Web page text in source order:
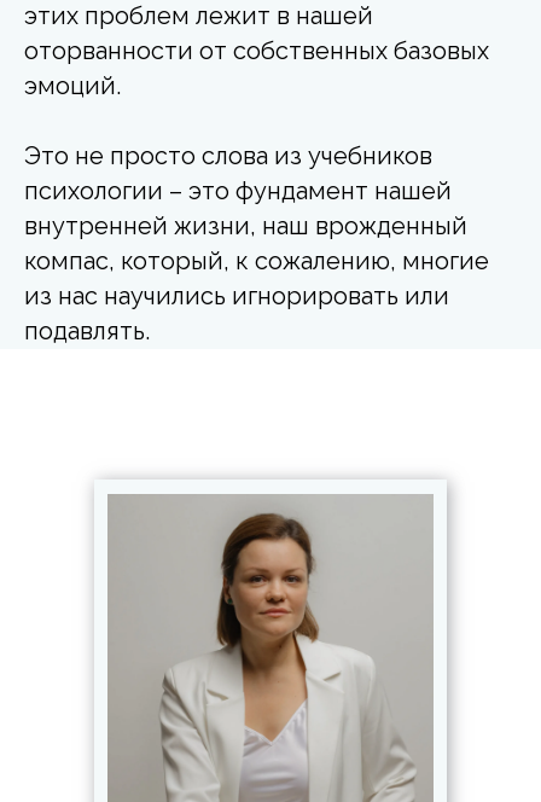
этих проблем лежит в нашей
оторванности от собственных базовых
эмоций.
Это не просто слова из учебников
психологии – это фундамент нашей
внутренней жизни, наш врожденный
компас, который, к сожалению, многие
из нас научились игнорировать или
подавлять.